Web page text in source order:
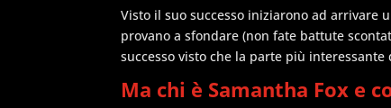
Visto il suo successo iniziarono ad arrivare
provano a sfondare (non fate battute
successo visto che la parte più
Ma chi è Samantha Fox e